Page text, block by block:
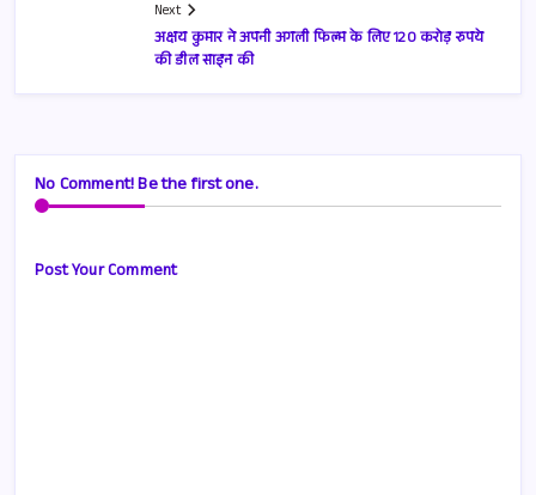
Next
अक्षय कुमार ने अपनी अगली फिल्म के लिए 120 करोड़ रुपये
की डील साइन की
No Comment! Be the first one.
Post Your Comment